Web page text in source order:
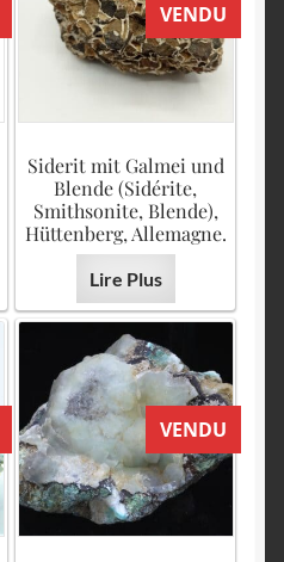
VENDU
Siderit mit Galmei und
Blende (Sidérite,
Smithsonite, Blende),
Hüttenberg, Allemagne.
Lire Plus
VENDU